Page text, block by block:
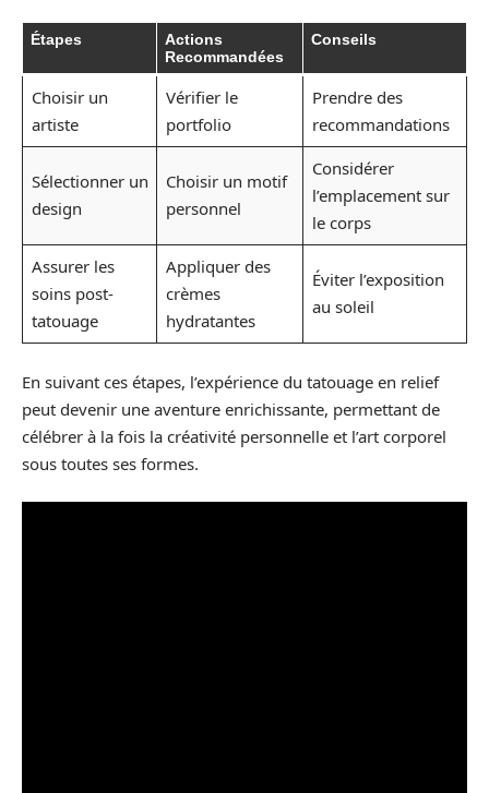
Étapes
Actions
Recommandées
Conseils
Choisir un
artiste
Vérifier le
portfolio
Prendre des
recommandations
Sélectionner un
design
Choisir un motif
personnel
Considérer
l’emplacement sur
le corps
Assurer les
soins post-
tatouage
Appliquer des
crèmes
hydratantes
Éviter l’exposition
au soleil
En suivant ces étapes, l’expérience du tatouage en relief
peut devenir une aventure enrichissante, permettant de
célébrer à la fois la créativité personnelle et l’art corporel
sous toutes ses formes.